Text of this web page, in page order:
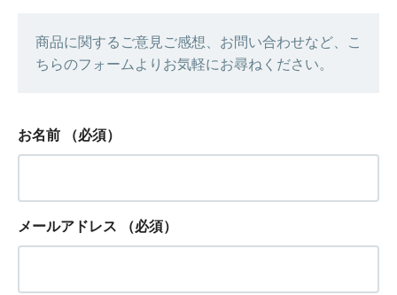
商品に関するご意見ご感想、お問い合わせなど、こ
ちらのフォームよりお気軽にお尋ねください。
お名前 （必須）
メールアドレス （必須）